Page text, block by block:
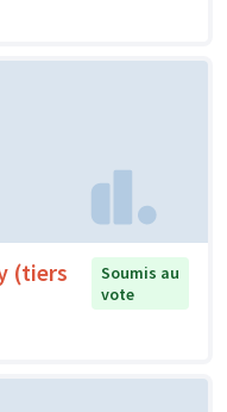
(tiers
Soumis au
vote